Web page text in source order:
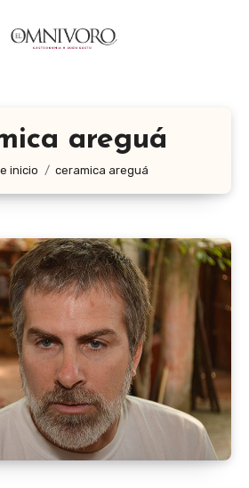
areguá
inicio ceramica areguá